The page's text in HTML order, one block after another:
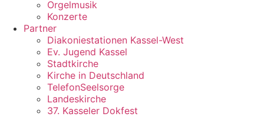
Orgelmusik
Konzerte
Partner
Diakoniestationen Kassel-West
Ev. Jugend Kassel
Stadtkirche
Kirche in Deutschland
TelefonSeelsorge
Landeskirche
37. Kasseler Dokfest